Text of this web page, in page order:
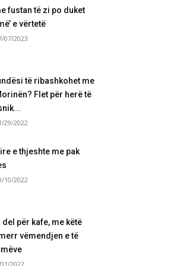
fustan të zi po duket
e vërtetë
07/2023
të ribashkohet me
Flet për herë të
29/2022
e thjeshte me pak
10/2022
për kafe, me këtë
vëmendjen e të
2022